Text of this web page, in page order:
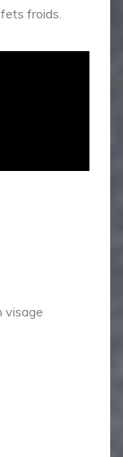
froids.
visage